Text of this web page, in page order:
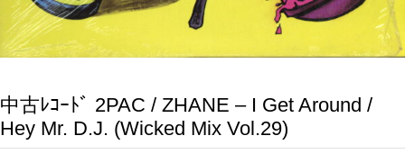
中古ﾚｺｰﾄﾞ 2PAC / ZHANE – I Get Around /
Hey Mr. D.J. (Wicked Mix Vol.29)